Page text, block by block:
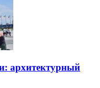
архитектурный